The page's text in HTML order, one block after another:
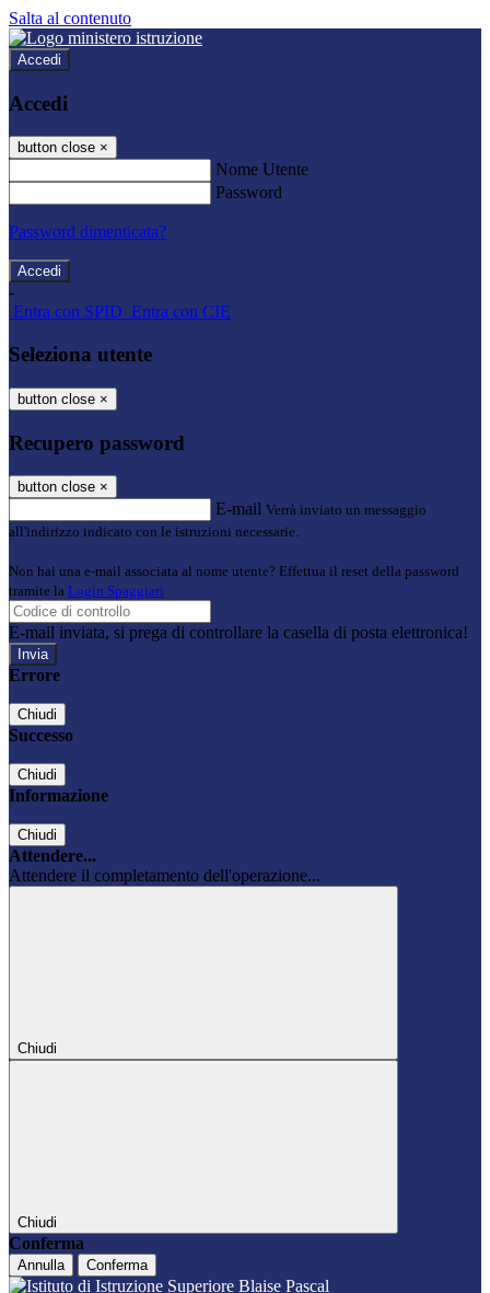
Salta al contenuto
Accedi
Accedi
button close ×
Nome Utente
Password
Password dimenticata?
-
Entra con SPID Entra con CIE
Seleziona utente
button close ×
Recupero password
button close ×
E-mail Verrà inviato un messaggio
all'indirizzo indicato con le istruzioni necessarie.
Non hai una e-mail associata al nome utente? Effettua il reset della password
tramite la Login Spaggiari
E-mail inviata, si prega di controllare la casella di posta elettronica!
Errore
Chiudi
Successo
Chiudi
Informazione
Chiudi
Attendere...
Attendere il completamento dell'operazione...
Chiudi
Chiudi
Conferma
Annulla Conferma